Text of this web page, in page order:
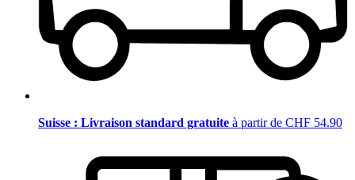
Suisse : Livraison standard gratuite à partir de CHF 54.90